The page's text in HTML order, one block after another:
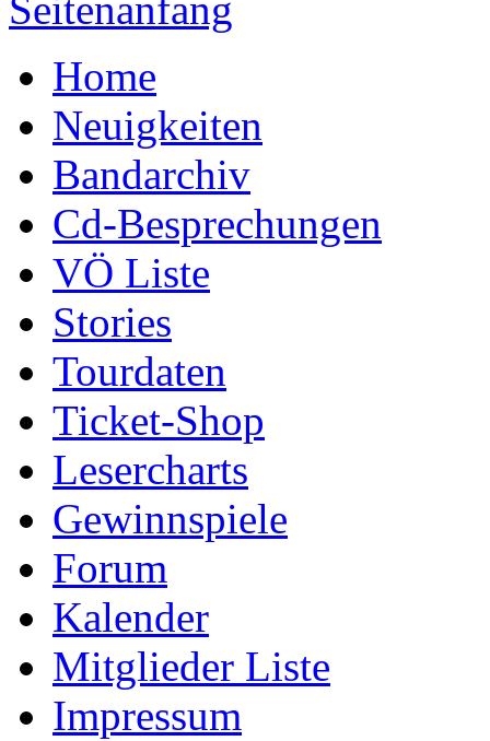
Home
Neuigkeiten
Bandarchiv
Cd-Besprechungen
VÖ Liste
Stories
Tourdaten
Ticket-Shop
Lesercharts
Gewinnspiele
Forum
Kalender
Mitglieder Liste
Impressum